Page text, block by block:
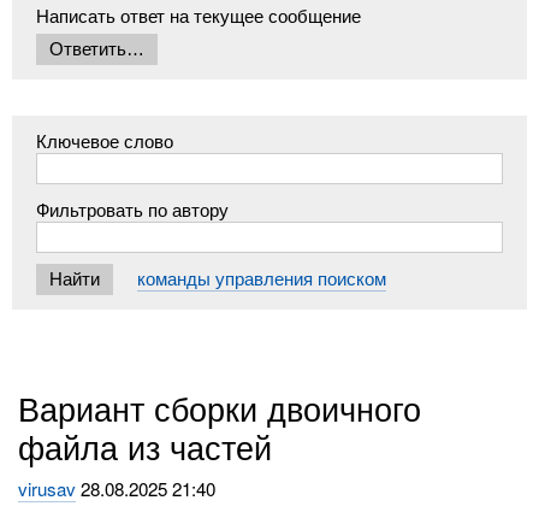
Написать ответ на текущее сообщение
Ключевое слово
Фильтровать по автору
команды управления поиском
Вариант сборки двоичного
файла из частей
virusav28.08.2025 21:40